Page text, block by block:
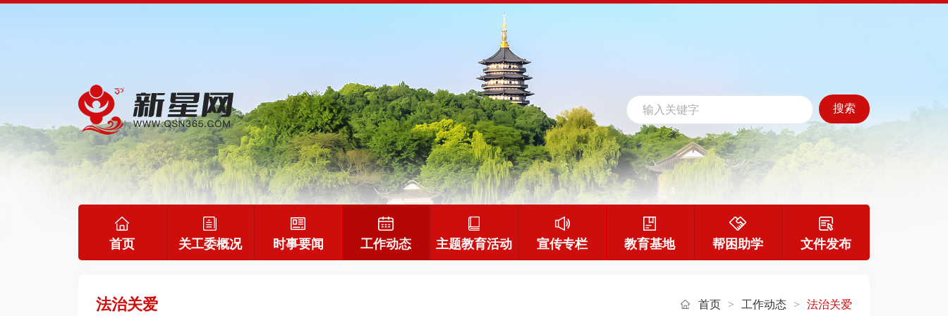
首页 关工委概况 时事要闻 工作动态 主题教育活动 宣传专栏 教育基地 帮困助学 文件发布
法治关爱 首页 > 工作动态 > 法治关爱